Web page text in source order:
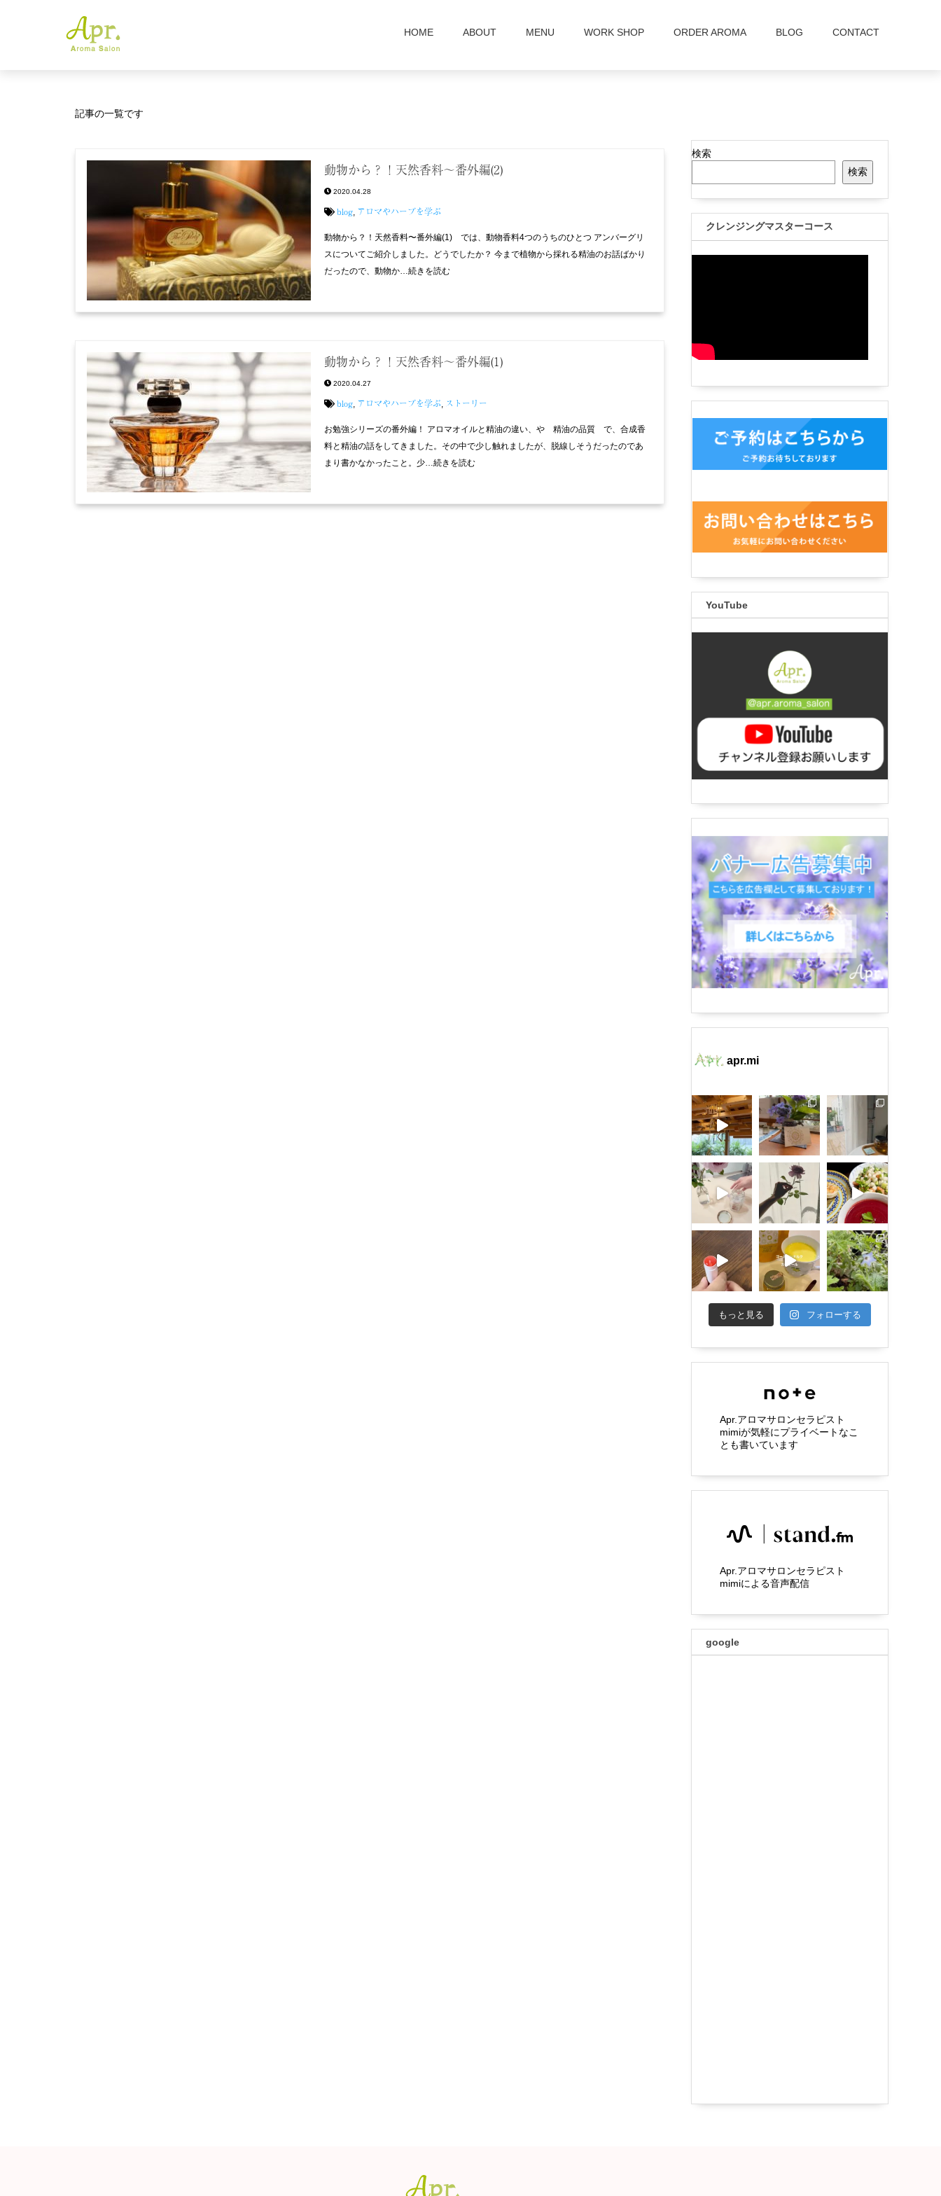
HOME ABOUT MENU WORK SHOP ORDER AROMA BLOG CONTACT
記事の一覧です
動物から？！天然香料〜番外編(2)
2020.04.28
blog, アロマやハーブを学ぶ
動物から？！天然香料〜番外編(1) では、動物香料4つのうちのひとつ アンバーグリ
スについてご紹介しました。どうでしたか？ 今まで植物から採れる精油のお話ばかり
だったので、動物か…続きを読む
動物から？！天然香料〜番外編(1)
2020.04.27
blog, アロマやハーブを学ぶ, ストーリー
お勉強シリーズの番外編！ アロマオイルと精油の違い、や 精油の品質 で、合成香
料と精油の話をしてきました。その中で少し触れましたが、脱線しそうだったのであ
まり書かなかったこと。少…続きを読む
検索
検索
クレンジングマスターコース
YouTube
apr.mi
もっと見る フォローする
Apr.アロマサロンセラピスト
mimiが気軽にプライベートなこ
とも書いています
Apr.アロマサロンセラピスト
mimiによる音声配信
google